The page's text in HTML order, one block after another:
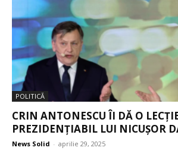
POLITICĂ
CRIN ANTONESCU ÎI DĂ O
PREZIDENȚIABIL LUI NICUȘOR
News Solid - aprilie 29, 2025